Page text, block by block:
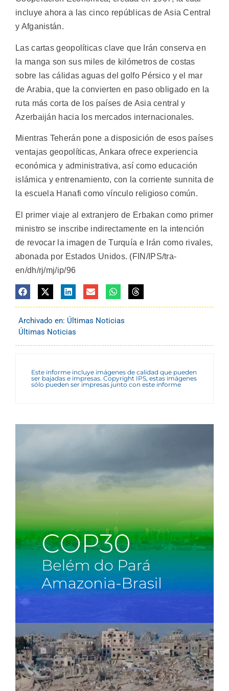
incluye ahora a las cinco repúblicas de Asia Central
y Afganistán.
Las cartas geopolíticas clave que Irán conserva en
la manga son sus miles de kilómetros de costas
sobre las cálidas aguas del golfo Pérsico y el mar
de Arabia, que la convierten en paso obligado en la
ruta más corta de los países de Asia central y
Azerbaiján hacia los mercados internacionales.
Mientras Teherán pone a disposición de esos países
ventajas geopolíticas, Ankara ofrece experiencia
económica y administrativa, así como educación
islámica y entrenamiento, con la corriente sunnita de
la escuela Hanafi como vínculo religioso común.
El primer viaje al extranjero de Erbakan como primer
ministro se inscribe indirectamente en la intención
de revocar la imagen de Turquía e Irán como rivales,
abonada por Estados Unidos. (FIN/IPS/tra-
en/dh/rj/mj/ip/96
Archivado en: Últimas Noticias
Últimas Noticias
Este informe incluye imágenes de calidad que pueden
ser bajadas e impresas. Copyright IPS, estas imágenes
sólo pueden ser impresas junto con este informe